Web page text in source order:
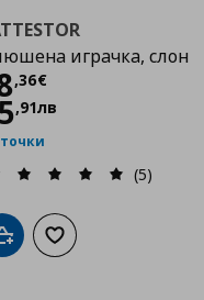
играчка, слон
,36€
,91лв
(5)
Добави в кошницата
Добави към